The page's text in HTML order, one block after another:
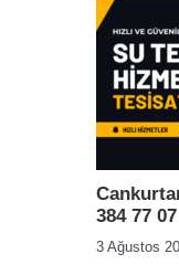
384 77 07
3 Ağustos